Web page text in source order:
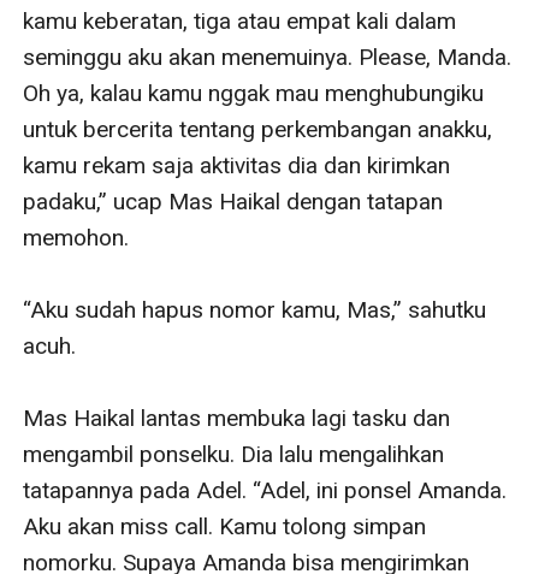
kamu keberatan, tiga atau empat kali dalam
seminggu aku akan menemuinya. Please, Manda.
Oh ya, kalau kamu nggak mau menghubungiku
untuk bercerita tentang perkembangan anakku,
kamu rekam saja aktivitas dia dan kirimkan
padaku,” ucap Mas Haikal dengan tatapan
memohon.
“Aku sudah hapus nomor kamu, Mas,” sahutku
acuh.
Mas Haikal lantas membuka lagi tasku dan
mengambil ponselku. Dia lalu mengalihkan
tatapannya pada Adel. “Adel, ini ponsel Amanda.
Aku akan miss call. Kamu tolong simpan
nomorku. Supaya Amanda bisa mengirimkan